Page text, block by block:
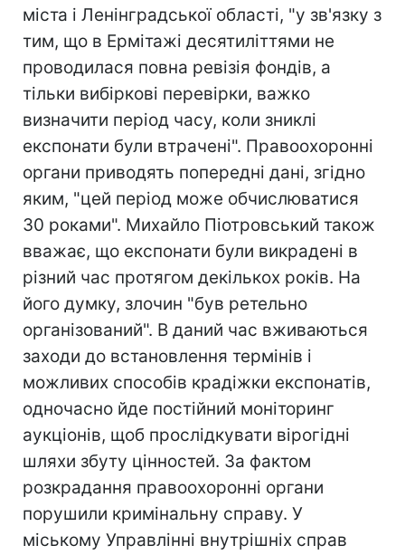
міста і Ленінградської області, "у зв'язку з
тим, що в Ермітажі десятиліттями не
проводилася повна ревізія фондів, а
тільки вибіркові перевірки, важко
визначити період часу, коли зниклі
експонати були втрачені". Правоохоронні
органи приводять попередні дані, згідно
яким, "цей період може обчислюватися
30 роками". Михайло Піотровський також
вважає, що експонати були викрадені в
різний час протягом декількох років. На
його думку, злочин "був ретельно
організований". В даний час вживаються
заходи до встановлення термінів і
можливих способів крадіжки експонатів,
одночасно йде постійний моніторинг
аукціонів, щоб прослідкувати вірогідні
шляхи збуту цінностей. За фактом
розкрадання правоохоронні органи
порушили кримінальну справу. У
міському Управлінні внутрішніх справ